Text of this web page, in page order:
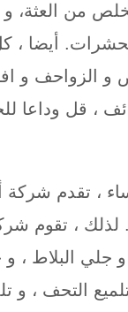
من
أيضا ،
الزواحف و
، قل وداعا
، تقدم
لذلك ، تقوم
جلي البلاط ،
التحف ، و